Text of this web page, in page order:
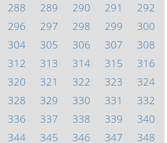
288 289 290 291
292
296 297 298 299
300
304 305 306 307
308
312 313 314 315
316
320 321 322 323
324
328 329 330 331
332
336 337 338 339
340
344 345 346 347 348